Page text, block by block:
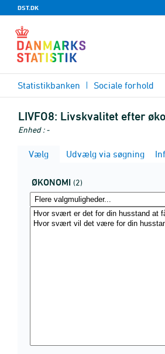
DST.DK
Statistikbanken Sociale forhold
LIVFO8: Livskvalitet efter
Enhed : -
Vælg Udvælg via søgning
ØKONOMI (2)